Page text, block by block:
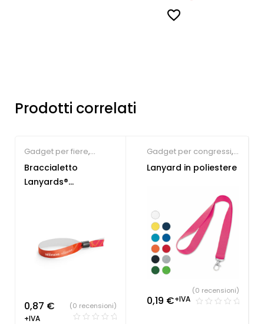
Prodotti correlati
Gadget per fiere,
Lanyard
personalizzabili
Braccialetto
Lanyards®
0,87 €
+IVA
(0 recensioni)
Gadget per congressi,
Gadget per fiere,
Lanyard in poliestere
0,19 €+IVA
(0 recensioni)